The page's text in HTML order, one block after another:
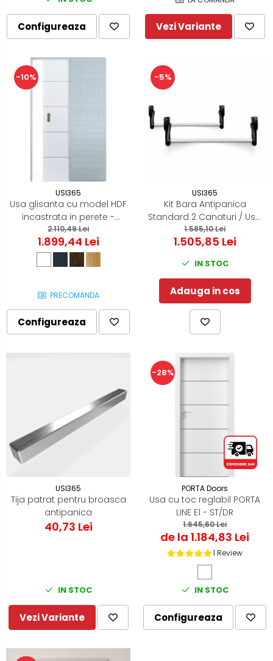
Configureaza Vezi Variante
-10%
USI365
Usa glisanta cu model HDF
incastrata in perete -
Colectia ORIZONT 3.5
2.110,49 Lei
1.899,44 Lei
PRECOMANDA
Configureaza
-5%
USI365
Kit Bara Antipanica
Standard 2 Canaturi / Usa
dubla - (Include: 2x
broasca antipanica -
1.585,10 Lei
1.505,85 Lei
IN STOC
Adauga in cos
USI365
Tija patrat pentru broasca
antipanica
40,73 Lei
IN STOC
Vezi Variante
-28%
PORTA Doors
Usa cu toc reglabil PORTA
LINE E1 - ST/DR
1.645,60 Lei
de la 1.184,83 Lei
1 Review
IN STOC
Configureaza